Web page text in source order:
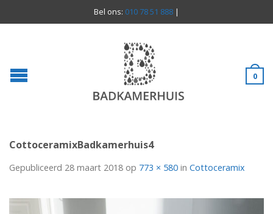
Bel ons: 010 78 51 888 |
0
CottoceramixBadkamerhuis4
Gepubliceerd 28 maart 2018 op 773 × 580 in Cottoceramix